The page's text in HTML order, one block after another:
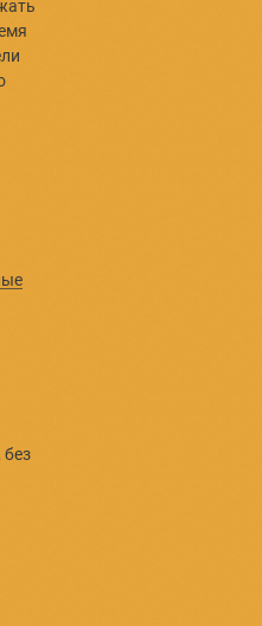
предназначен для
на пасеку.
бы он не находился
Это поможет вовремя
ослабления и гибели
зимовку и эффективно
весов.
пчеловода и легко
сохранить пчелиные